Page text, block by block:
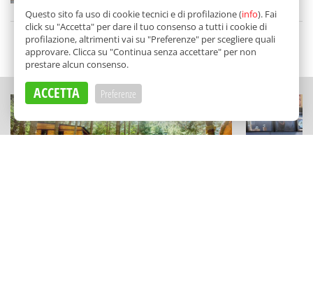
diJana Cardinale
SCELTO DA BALARM
Questo sito fa uso di cookie tecnici e di profilazione (info). Fai
click su "Accetta" per dare il tuo consenso a tutti i cookie di
profilazione, altrimenti vai su "Preferenze" per scegliere quali
approvare. Clicca su "Continua senza accettare" per non
prestare alcun consenso.
ACCETTA Preferenze